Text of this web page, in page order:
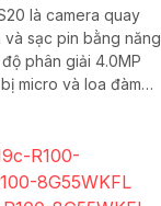
là camera quay
sạc pin bằng năng
phân giải 4.0MP
micro và loa đàm